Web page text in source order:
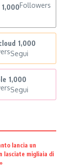
1,000Followers
1,000
Segui
1,000
Segui
lancia un
lasciate migliaia di